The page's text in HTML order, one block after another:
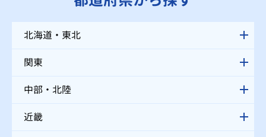
北海道・東北
関東
中部・北陸
近畿